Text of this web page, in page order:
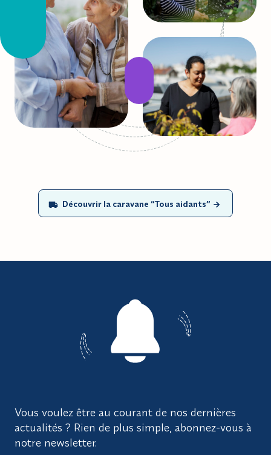
Découvrir la caravane “Tous aidants”
Vous voulez être au courant de nos dernières
actualités ? Rien de plus simple, abonnez-vous à
notre newsletter.